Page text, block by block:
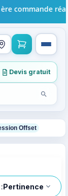
au moins 2
Lancer
Devis gratuit
commande
Offset 3
Pertinence